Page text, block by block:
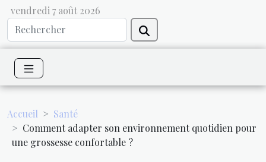
vendredi 7 août 2026
Accueil
Santé
Comment adapter son environnement quotidien pour
une grossesse confortable ?